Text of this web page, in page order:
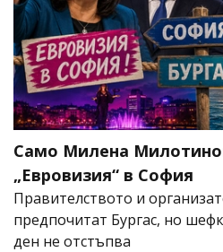
Само Милена
„Евровизия“ в София
Правителството и
предпочитат Бургас, но
ден не отстъпва